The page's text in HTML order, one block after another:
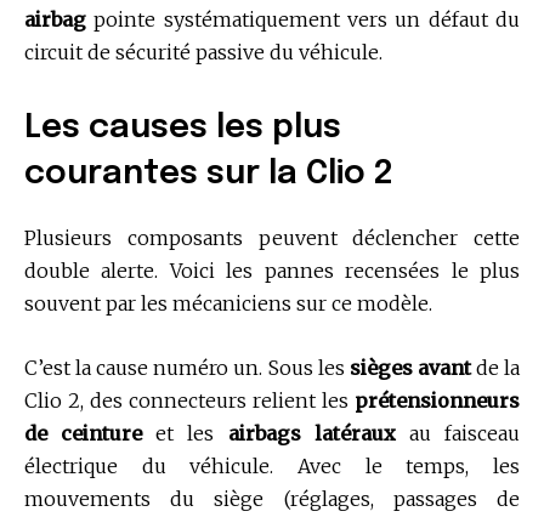
airbag pointe systématiquement vers un défaut du
circuit de sécurité passive du véhicule.
Les causes les plus
courantes sur la Clio 2
Plusieurs composants peuvent déclencher cette
double alerte. Voici les pannes recensées le plus
souvent par les mécaniciens sur ce modèle.
C’est la cause numéro un. Sous les sièges avantde la
Clio 2, des connecteurs relient les prétensionneurs
de ceintureet les airbags latérauxau faisceau
électrique du véhicule. Avec le temps, les
mouvements du siège (réglages, passages de